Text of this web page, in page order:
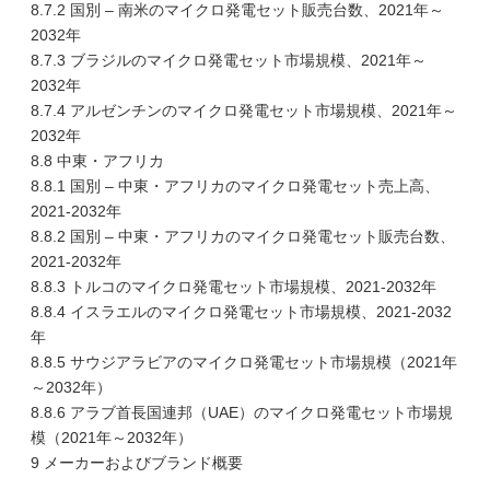
8.7.2 国別 – 南米のマイクロ発電セット販売台数、2021年～
2032年
8.7.3 ブラジルのマイクロ発電セット市場規模、2021年～
2032年
8.7.4 アルゼンチンのマイクロ発電セット市場規模、2021年～
2032年
8.8 中東・アフリカ
8.8.1 国別 – 中東・アフリカのマイクロ発電セット売上高、
2021-2032年
8.8.2 国別 – 中東・アフリカのマイクロ発電セット販売台数、
2021-2032年
8.8.3 トルコのマイクロ発電セット市場規模、2021-2032年
8.8.4 イスラエルのマイクロ発電セット市場規模、2021-2032
年
8.8.5 サウジアラビアのマイクロ発電セット市場規模（2021年
～2032年）
8.8.6 アラブ首長国連邦（UAE）のマイクロ発電セット市場規
模（2021年～2032年）
9 メーカーおよびブランド概要